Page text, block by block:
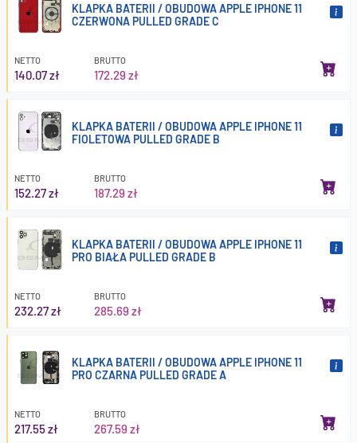
KLAPKA BATERII / OBUDOWA APPLE IPHONE 11
CZERWONA PULLED GRADE C
NETTO
140.07 zł
BRUTTO
172.29 zł
KLAPKA BATERII / OBUDOWA APPLE IPHONE 11
FIOLETOWA PULLED GRADE B
NETTO
152.27 zł
BRUTTO
187.29 zł
KLAPKA BATERII / OBUDOWA APPLE IPHONE 11
PRO BIAŁA PULLED GRADE B
NETTO
232.27 zł
BRUTTO
285.69 zł
KLAPKA BATERII / OBUDOWA APPLE IPHONE 11
PRO CZARNA PULLED GRADE A
NETTO
217.55 zł
BRUTTO
267.59 zł